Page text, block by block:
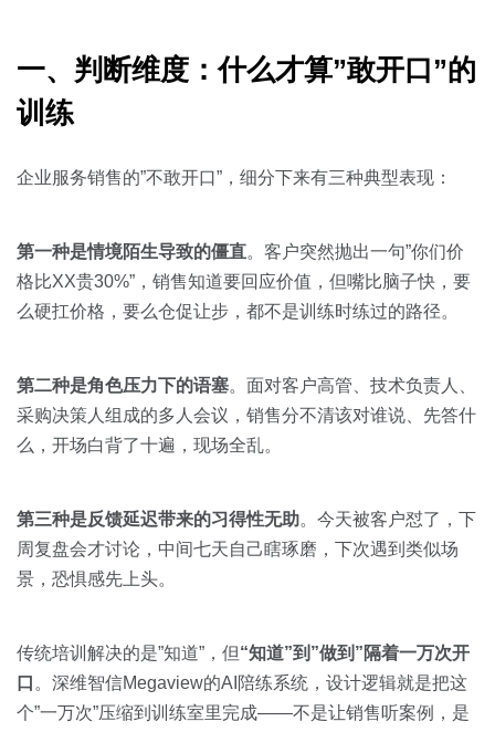
一、判断维度：什么才算”敢开口”的
训练
企业服务销售的”不敢开口”，细分下来有三种典型表现：
第一种是情境陌生导致的僵直。客户突然抛出一句”你们价
格比XX贵30%”，销售知道要回应价值，但嘴比脑子快，要
么硬扛价格，要么仓促让步，都不是训练时练过的路径。
第二种是角色压力下的语塞。面对客户高管、技术负责人、
采购决策人组成的多人会议，销售分不清该对谁说、先答什
么，开场白背了十遍，现场全乱。
第三种是反馈延迟带来的习得性无助。今天被客户怼了，下
周复盘会才讨论，中间七天自己瞎琢磨，下次遇到类似场
景，恐惧感先上头。
传统培训解决的是”知道”，但“知道”到”做到”隔着一万次开
口 。深维智信Megaview的AI陪练系统，设计逻辑就是把这
个”一万次”压缩到训练室里完成——不是让销售听案例，是